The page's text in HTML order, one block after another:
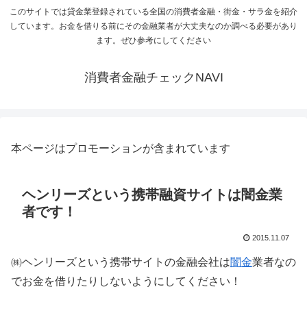
このサイトでは貸金業登録されている全国の消費者金融・街金・サラ金を紹介
しています。お金を借りる前にその金融業者が大丈夫なのか調べる必要があり
ます。ぜひ参考にしてください
消費者金融チェックNAVI
本ページはプロモーションが含まれています
ヘンリーズという携帯融資サイトは闇金業
者です！
2015.11.07
㈱ヘンリーズという携帯サイトの金融会社は闇金業者なの
でお金を借りたりしないようにしてください！